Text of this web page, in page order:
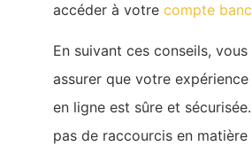
accéder à votre compte
En suivant ces conseils,
assurer que votre
en ligne est sûre et
pas de raccourcis en matière